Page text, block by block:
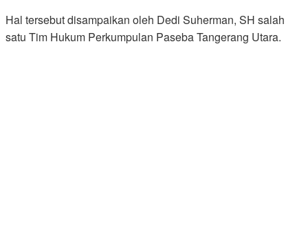
Hal tersebut disampaikan oleh Dedi Suherman, SH salah
satu Tim Hukum Perkumpulan Paseba Tangerang Utara.